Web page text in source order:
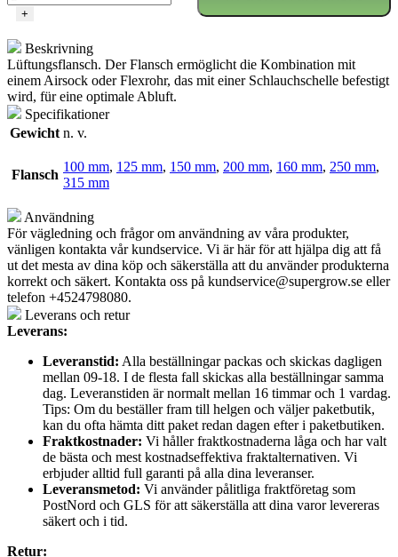
+
Beskrivning
Lüftungsflansch. Der Flansch ermöglicht die Kombination mit
einem Airsock oder Flexrohr, das mit einer Schlauchschelle befestigt
wird, für eine optimale Abluft.
Specifikationer
Gewicht n. v.
Flansch
100 mm, 125 mm, 150 mm, 200 mm, 160 mm, 250 mm,
315 mm
Användning
För vägledning och frågor om användning av våra produkter,
vänligen kontakta vår kundservice. Vi är här för att hjälpa dig att få
ut det mesta av dina köp och säkerställa att du använder produkterna
korrekt och säkert. Kontakta oss på kundservice@supergrow.se eller
telefon +4524798080.
Leverans och retur
Leverans:
Leveranstid: Alla beställningar packas och skickas dagligen
mellan 09-18. I de flesta fall skickas alla beställningar samma
dag. Leveranstiden är normalt mellan 16 timmar och 1 vardag.
Tips: Om du beställer fram till helgen och väljer paketbutik,
kan du ofta hämta ditt paket redan dagen efter i paketbutiken.
Fraktkostnader: Vi håller fraktkostnaderna låga och har valt
de bästa och mest kostnadseffektiva fraktalternativen. Vi
erbjuder alltid full garanti på alla dina leveranser.
Leveransmetod: Vi använder pålitliga fraktföretag som
PostNord och GLS för att säkerställa att dina varor levereras
säkert och i tid.
Retur: